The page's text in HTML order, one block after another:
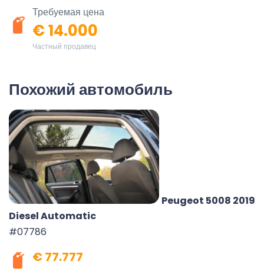
Требуемая цена
€ 14.000
Частный продавец
Похожий автомобиль
Peugeot 5008 2019
Diesel Automatic
#07786
€ 77.777